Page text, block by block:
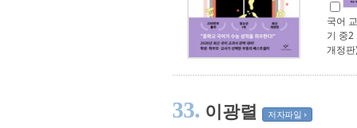
국어
기 중2
개정
33. 이광렬 저자파일